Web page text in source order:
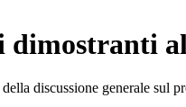
discussione generale sul